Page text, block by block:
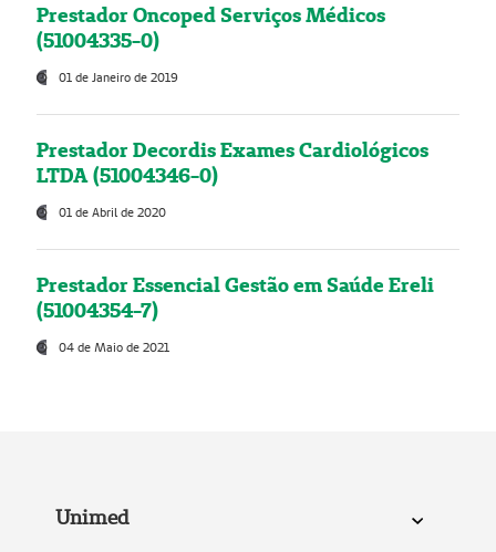
Prestador Oncoped Serviços Médicos
(51004335-0)
01 de Janeiro de 2019
Prestador Decordis Exames Cardiológicos
LTDA (51004346-0)
01 de Abril de 2020
Prestador Essencial Gestão em Saúde Ereli
(51004354-7)
04 de Maio de 2021
Unimed